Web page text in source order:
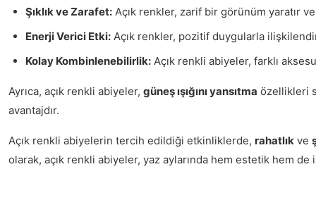
Şıklık ve Zarafet: Açık renkler, zarif bir görünüm yaratır
Enerji Verici Etki: Açık renkler, pozitif duygularla
Kolay Kombinlenebilirlik: Açık renkli abiyeler, farklı
Ayrıca, açık renkli abiyeler, güneş ışığını yansıtma özellikleri
avantajdır.
Açık renkli abiyelerin tercih edildiği etkinliklerde, rahatlık ve
olarak, açık renkli abiyeler, yaz aylarında hem estetik hem